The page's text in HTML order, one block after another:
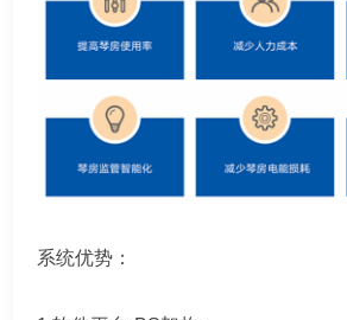
系统优势：